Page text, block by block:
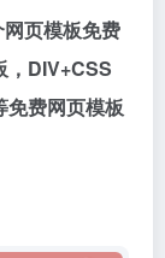
页模板免费
，DIV+CSS
免费网页模板